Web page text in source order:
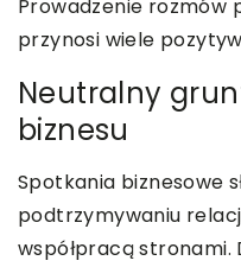
Prowadzenie rozmów
przynosi wiele
Neutralny
biznesu
Spotkania biznesowe
podtrzymywaniu
współpracą stronami.